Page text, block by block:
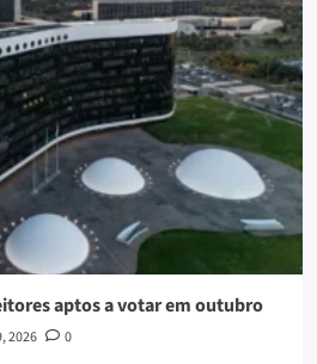
aptos a votar em outubro
2026 0